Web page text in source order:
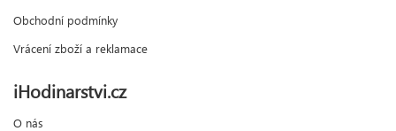
Obchodní podmínky
Vrácení zboží a reklamace
iHodinarstvi.cz
O nás